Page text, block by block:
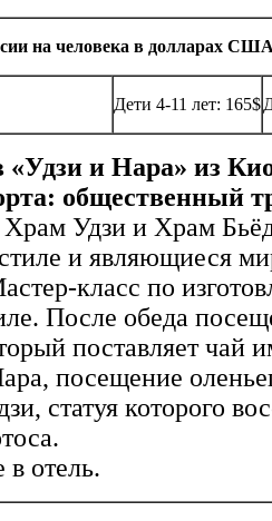
на человека в долларах
Дети 4-11 лет: 165$
«Удзи и Нара» из
общественный
Удзи и Храм
и являющиеся
класс по
После обеда
поставляет чай
посещение
статуя которого
отель.